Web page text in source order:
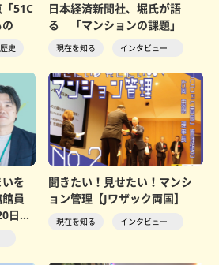
51C
史
日本経済新聞社、堀氏が語
る 「マンションの課題」
現在を知る インタビュー
を
員
日更
聞きたい！見せたい！マンシ
ョン管理【Jワザック両国】
現在を知る インタビュー